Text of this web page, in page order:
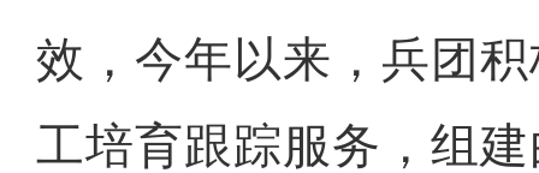
效，今年以来，兵团
工培育跟踪服务，组